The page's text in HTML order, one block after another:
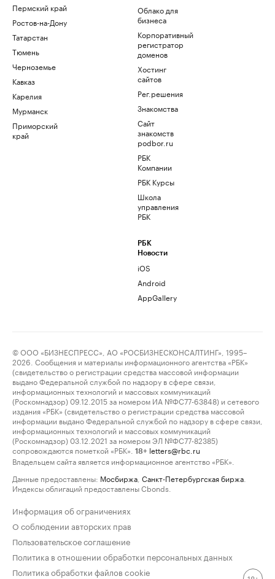
Пермский край
Ростов-на-Дону
Татарстан
Тюмень
Черноземье
Кавказ
Карелия
Мурманск
Приморский
край
Облако для
бизнеса
Корпоративный
регистратор
доменов
Хостинг
сайтов
Рег.решения
Знакомства
Сайт
знакомств
podbor.ru
РБК
Компании
РБК Курсы
Школа
управления
РБК
РБК
Новости
iOS
Android
AppGallery
© ООО «БИЗНЕСПРЕСС», АО «РОСБИЗНЕСКОНСАЛТИНГ», 1995–
2026. Сообщения и материалы информационного агентства «РБК»
(свидетельство о регистрации средства массовой информации
выдано Федеральной службой по надзору в сфере связи,
информационных технологий и массовых коммуникаций
(Роскомнадзор) 09.12.2015 за номером ИА №ФС77-63848) и сетевого
издания «РБК» (свидетельство о регистрации средства массовой
информации выдано Федеральной службой по надзору в сфере связи,
информационных технологий и массовых коммуникаций
(Роскомнадзор) 03.12.2021 за номером ЭЛ №ФС77-82385)
сопровождаются пометкой «РБК».
18+ letters@rbc.ru
Владельцем сайта является информационное агентство «РБК».
Данные предоставлены: Мосбиржа Санкт-Петербургская биржа
Индексы облигаций предоставлены Cbonds.
Информация об ограничениях
О соблюдении авторских прав
Пользовательское соглашение
Политика в отношении обработки персональных данных
Политика обработки файлов cookie